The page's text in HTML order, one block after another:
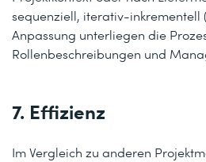
sequenziell, iterativ-
Anpassung unterliegen die
Rollenbeschreibungen und
7. Effizienz
Im Vergleich zu anderen